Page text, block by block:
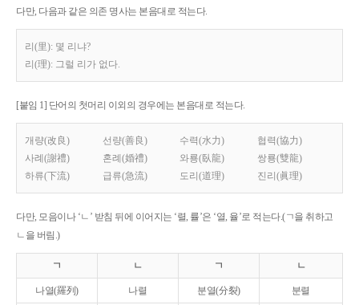
다만, 다음과 같은 의존 명사는 본음대로 적는다.
리(里): 몇 리냐?
리(理): 그럴 리가 없다.
[붙임 1] 단어의 첫머리 이외의 경우에는 본음대로 적는다.
개량(改良) 선량(善良) 수력(水力)
협력(協力)
사례(謝禮)
혼례(婚禮) 와룡(臥龍)
쌍룡(雙龍)
하류(下流)
급류(急流) 도리(道理) 진리(眞理)
다만, 모음이나 ‘ㄴ’ 받침 뒤에 이어지는 ‘렬, 률’은 ‘열, 율’로 적는다.(ㄱ을 취하고
ㄴ을 버림.)
ㄱ ㄴ ㄱ ㄴ
나열(羅列) 나렬 분열(分裂) 분렬